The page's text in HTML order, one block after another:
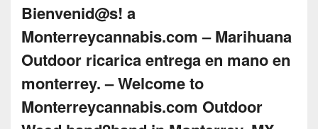
Bienvenid@s! a
Monterreycannabis.com – Marihuana
Outdoor ricarica entrega en mano en
monterrey. – Welcome to
Monterreycannabis.com Outdoor